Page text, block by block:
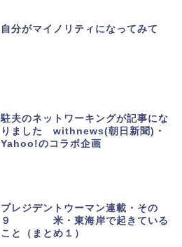
自分がマイノリティになってみて
駐夫のネットワーキングが記事にな
りました withnews(朝日新聞)・
Yahoo!のコラボ企画
プレジデントウーマン連載・その
９ 米・東海岸で起きている
こと（まとめ１）